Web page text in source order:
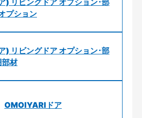
プション
) リビングドア オプション･部
部材
OMOIYARIドア